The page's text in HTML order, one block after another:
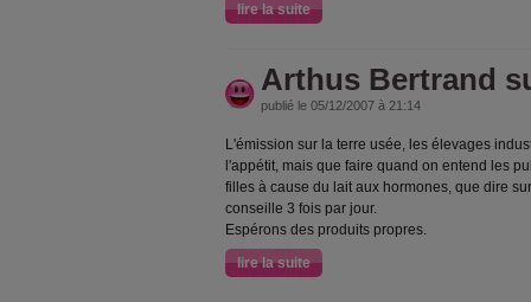
lire la suite
Arthus Bertrand
publié le 05/12/2007 à 21:14
L'émission sur la terre usée, les élevages
l'appétit, mais que faire quand on entend les
filles à cause du lait aux hormones, que dire
conseille 3 fois par jour.
Espérons des produits propres.
lire la suite